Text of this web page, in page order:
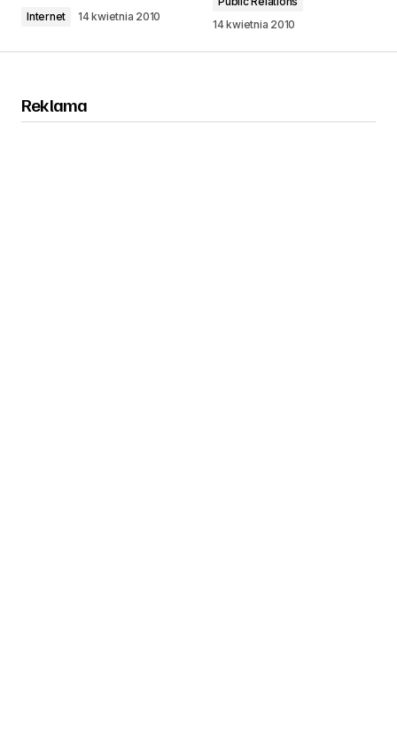
Internet 14 kwietnia 2010
14 kwietnia 2010
Reklama